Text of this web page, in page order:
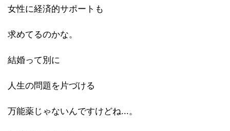
女性に経済的サポートも
求めてるのかな。
結婚って別に
人生の問題を片づける
万能薬じゃないんですけどね...。